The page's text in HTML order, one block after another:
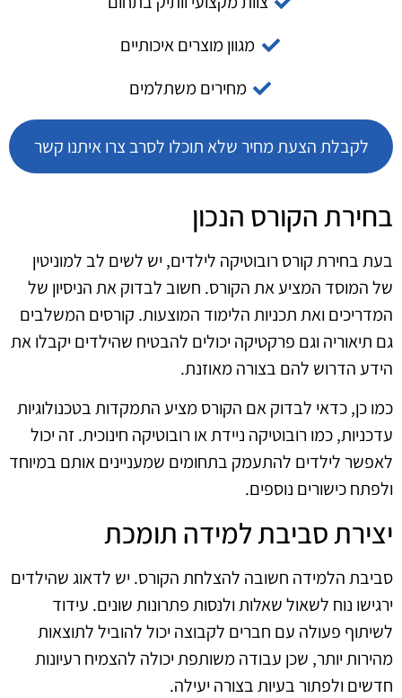
מגוון מוצרים איכותיים
מחירים משתלמים
לקבלת הצעת מחיר שלא תוכלו לסרב צרו איתנו קשר
בחירת הקורס הנכון
בעת בחירת קורס רובוטיקה לילדים, יש לשים לב למוניטין
של המוסד המציע את הקורס. חשוב לבדוק את הניסיון של
המדריכים ואת תכניות הלימוד המוצעות. קורסים המשלבים
גם תיאוריה וגם פרקטיקה יכולים להבטיח שהילדים יקבלו את
הידע הדרוש להם בצורה מאוזנת.
כמו כן, כדאי לבדוק אם הקורס מציע התמקדות בטכנולוגיות
עדכניות, כמו רובוטיקה ניידת או רובוטיקה חינוכית. זה יכול
לאפשר לילדים להתעמק בתחומים שמעניינים אותם במיוחד
ולפתח כישורים נוספים.
יצירת סביבת למידה תומכת
סביבת הלמידה חשובה להצלחת הקורס. יש לדאוג שהילדים
ירגישו נוח לשאול שאלות ולנסות פתרונות שונים. עידוד
לשיתוף פעולה עם חברים לקבוצה יכול להוביל לתוצאות
מהירות יותר, שכן עבודה משותפת יכולה להצמיח רעיונות
חדשים ולפתור בעיות בצורה יעילה.